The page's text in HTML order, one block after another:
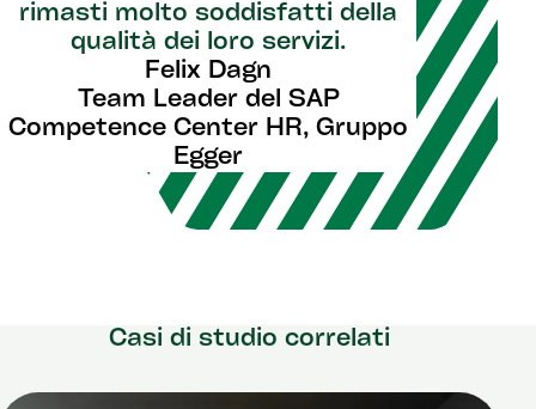
rimasti molto soddisfatti della
qualità dei loro servizi.
Felix Dagn
Team Leader del SAP
Competence Center HR, Gruppo
Egger
Casi di studio correlati